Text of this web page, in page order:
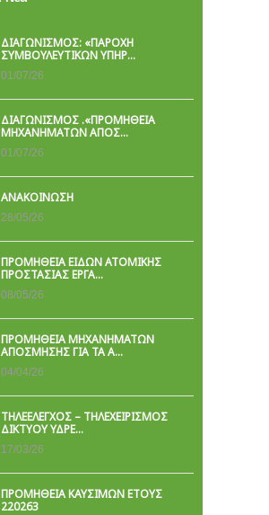
ΔΙΑΓΩΝΙΣΜΟΣ: «ΠΑΡΟΧΉ
ΣΥΜΒΟΥΛΕΥΤΙΚΏΝ ΥΠΗΡ…
01/07/26
ΔΙΑΓΩΝΙΣΜΟΣ .«ΠΡΟΜΗΘΕΙΑ
ΜΗΧΑΝΗΜΑΤΩΝ ΑΠΟΣ…
01/07/26
ΑΝΑΚΟΙΝΩΣΗ
28/05/26
ΠΡΟΜΉΘΕΙΑ ΕΙΔΏΝ ΑΤΟΜΙΚΉΣ
ΠΡΟΣΤΑΣΊΑΣ ΕΡΓΑ…
08/05/26
ΠΡΟΜΗΘΕΙΑ ΜΗΧΑΝΗΜΑΤΩΝ
ΑΠΟΣΜΗΣΗΣ ΓΙΑ ΤΑ Α…
04/04/26
ΤΗΛΕΕΛΕΓΧΟΣ – ΤΗΛΕΧΕΙΡΙΣΜΟΣ
ΔΙΚΤΥΟΥ ΥΔΡΕ…
17/03/26
ΠΡΟΜΗΘΕΙΑ ΚΑΥΣΙΜΩΝ ΕΤΟΥΣ
220263